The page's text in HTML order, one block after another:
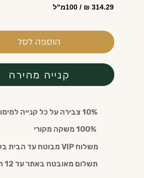
314.29 ₪ / 100מ"ל
הוספה לסל
קנייה מהירה
10% צבירה על כל קנייה למימוש בקנייה חוזרת עם חבר מועדון (חינם)
משלוח VIP מבוטח עד הבית בקנייה מעל 300 ש"ח
תשלום מאובטח באתר עד 12 תשלומים